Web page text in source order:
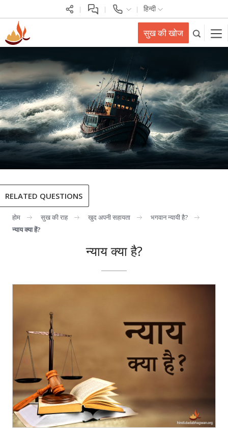
हिन्दी
सुख की खोज
RELATED QUESTIONS
होम सुख की राह खुद अपनी सहायता
भगवान न्यायी है?
न्याय क्या हें?
न्याय क्या है?